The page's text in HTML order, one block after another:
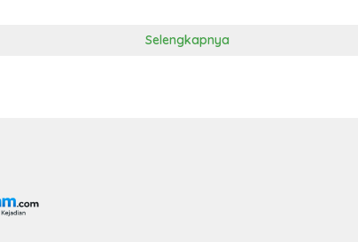
Selengkapnya